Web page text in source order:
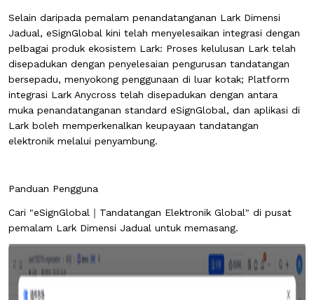
Selain daripada pemalam penandatanganan Lark Dimensi
Jadual, eSignGlobal kini telah menyelesaikan integrasi dengan
pelbagai produk ekosistem Lark: Proses kelulusan Lark telah
disepadukan dengan penyelesaian pengurusan tandatangan
bersepadu, menyokong penggunaan di luar kotak; Platform
integrasi Lark Anycross telah disepadukan dengan antara
muka penandatanganan standard eSignGlobal, dan aplikasi di
Lark boleh memperkenalkan keupayaan tandatangan
elektronik melalui penyambung.
Panduan Pengguna
Cari "eSignGlobal｜Tandatangan Elektronik Global" di pusat
pemalam Lark Dimensi Jadual untuk memasang.